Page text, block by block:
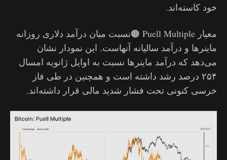
خود کاسته‌اند.
معیار Puell Multiple 🟠نسبت میان درآمد دلاری روزانه
ماینرها و درآمد سالیانه آنهاست. این نمودار نشان
می‌دهد که درآمد ماینرها نسبت به اوایل ژانویه امسال
۲۵۴ درصد رشد داشته است و همچنین در طی فاز
خرسی کنونی تحت فشار شدید مالی قرار داشته‌اند.